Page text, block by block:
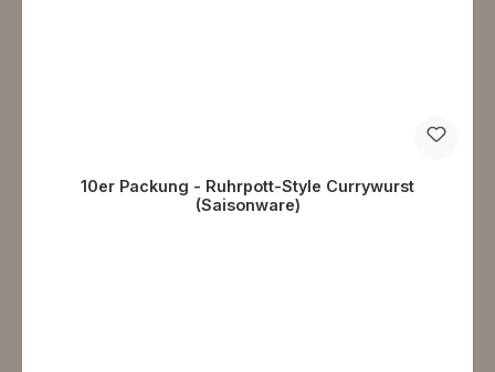
10er Packung - Ruhrpott-Style Currywurst
(Saisonware)